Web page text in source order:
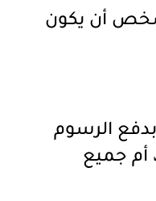
أن يكون
الرسوم
أم جميع